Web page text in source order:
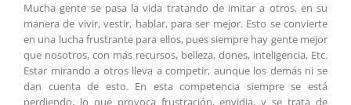
Mucha gente se pasa la vida tratando de imitar a otros, en su
manera de vivir, vestir, hablar, para ser mejor. Esto se convierte
en una lucha frustrante para ellos, pues siempre hay gente mejor
que nosotros, con más recursos, belleza, dones, inteligencia, Etc.
Estar mirando a otros lleva a competir, aunque los demás ni se
dan cuenta de esto. En esta competencia siempre se está
perdiendo, lo que provoca frustración, envidia, y se trata de